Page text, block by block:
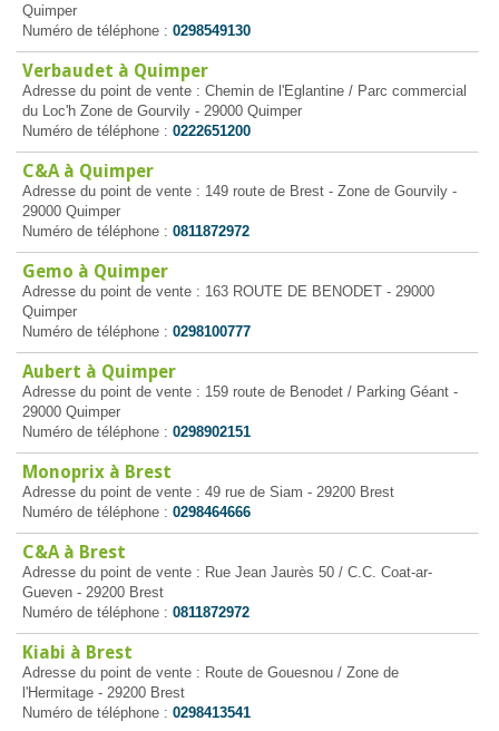
Quimper
Numéro de téléphone : 0298549130
Verbaudet à Quimper
Adresse du point de vente : Chemin de l'Eglantine / Parc commercial
du Loc'h Zone de Gourvily - 29000 Quimper
Numéro de téléphone : 0222651200
C&A à Quimper
Adresse du point de vente : 149 route de Brest - Zone de Gourvily -
29000 Quimper
Numéro de téléphone : 0811872972
Gemo à Quimper
Adresse du point de vente : 163 ROUTE DE BENODET - 29000
Quimper
Numéro de téléphone : 0298100777
Aubert à Quimper
Adresse du point de vente : 159 route de Benodet / Parking Géant -
29000 Quimper
Numéro de téléphone : 0298902151
Monoprix à Brest
Adresse du point de vente : 49 rue de Siam - 29200 Brest
Numéro de téléphone : 0298464666
C&A à Brest
Adresse du point de vente : Rue Jean Jaurès 50 / C.C. Coat-ar-
Gueven - 29200 Brest
Numéro de téléphone : 0811872972
Kiabi à Brest
Adresse du point de vente : Route de Gouesnou / Zone de
l'Hermitage - 29200 Brest
Numéro de téléphone : 0298413541